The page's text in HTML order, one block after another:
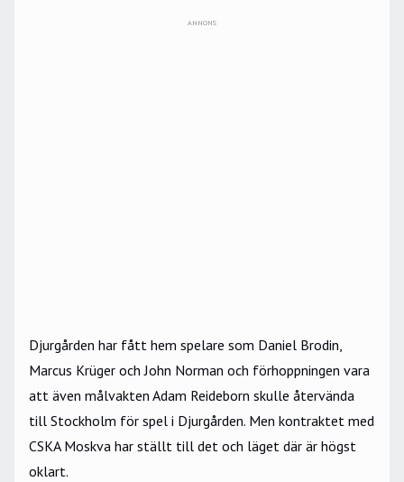
ANNONS
Djurgården har fått hem spelare som Daniel Brodin,
Marcus Krüger och John Norman och förhoppningen vara
att även målvakten Adam Reideborn skulle återvända
till Stockholm för spel i Djurgården. Men kontraktet med
CSKA Moskva har ställt till det och läget där är högst
oklart.